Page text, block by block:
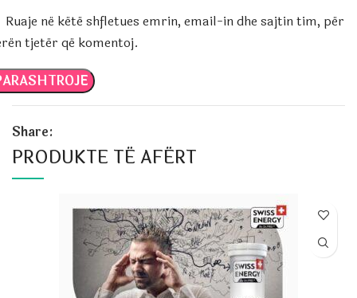
Ruaje në këtë shfletues emrin, email-in dhe sajtin tim, për
tjetër që komentoj.
Share:
PRODUKTE TË AFËRT